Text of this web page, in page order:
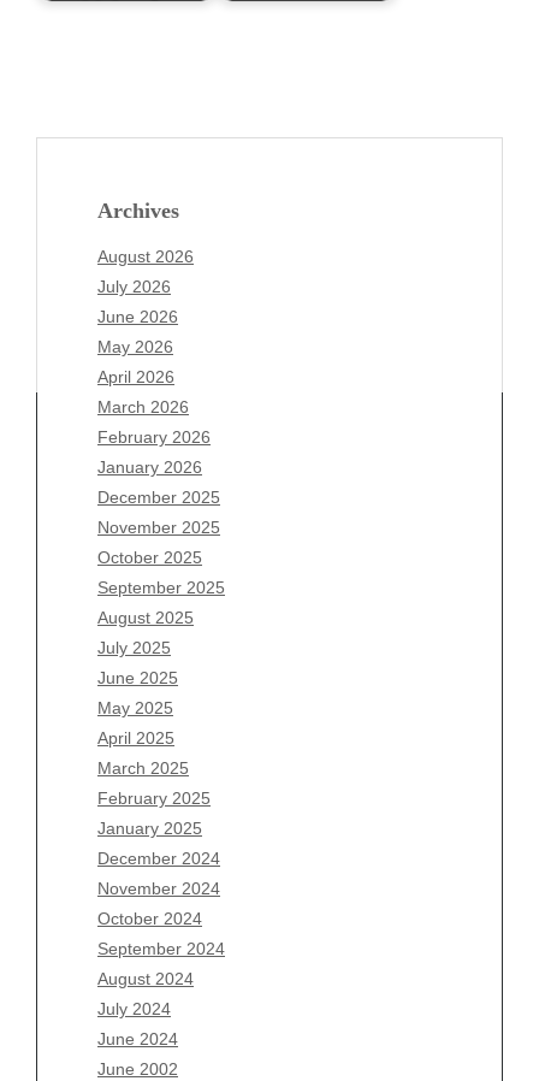
Archives
August 2026
July 2026
June 2026
May 2026
April 2026
March 2026
February 2026
January 2026
December 2025
November 2025
October 2025
September 2025
August 2025
July 2025
June 2025
May 2025
April 2025
March 2025
February 2025
January 2025
December 2024
November 2024
October 2024
September 2024
August 2024
July 2024
June 2024
June 2002
Archives
August 2026
July 2026
June 2026
May 2026
April 2026
March 2026
February 2026
January 2026
December 2025
November 2025
October 2025
September 2025
August 2025
July 2025
June 2025
May 2025
April 2025
March 2025